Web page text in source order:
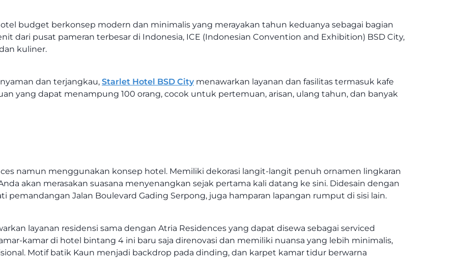
budget berkonsep modern dan minimalis yang merayakan tahun keduanya sebagai bagian
dari pusat pameran terbesar di Indonesia, ICE (Indonesian Convention and Exhibition) BSD City,
kuliner.
dan terjangkau, Starlet Hotel BSD City menawarkan layanan dan fasilitas termasuk kafe
yang dapat menampung 100 orang, cocok untuk pertemuan, arisan, ulang tahun, dan banyak
namun menggunakan konsep hotel. Memiliki dekorasi langit-langit penuh ornamen lingkaran
akan merasakan suasana menyenangkan sejak pertama kali datang ke sini. Didesain dengan
pemandangan Jalan Boulevard Gading Serpong, juga hamparan lapangan rumput di sisi lain.
layanan residensi sama dengan Atria Residences yang dapat disewa sebagai serviced
kamar di hotel bintang 4 ini baru saja direnovasi dan memiliki nuansa yang lebih minimalis,
Motif batik Kaun menjadi backdrop pada dinding, dan karpet kamar tidur berwarna